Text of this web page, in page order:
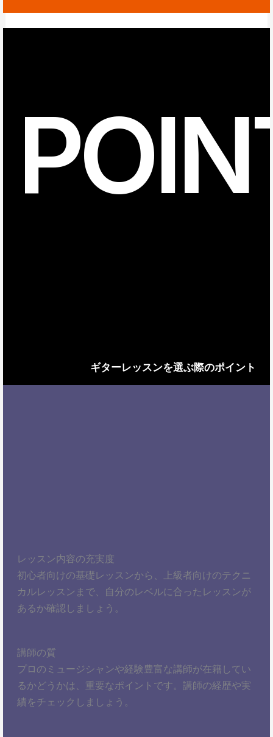
ギターレッスンを選ぶ際のポイント
レッスン内容の充実度
初心者向けの基礎レッスンから、上級者向けのテクニ
カルレッスンまで、自分のレベルに合ったレッスンが
あるか確認しましょう。
講師の質
プロのミュージシャンや経験豊富な講師が在籍してい
るかどうかは、重要なポイントです。講師の経歴や実
績をチェックしましょう。